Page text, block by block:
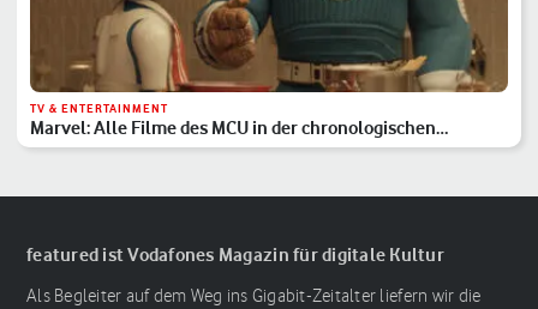
TV & ENTERTAINMENT
Marvel: Alle Filme des MCU in der chronologischen
Reihenfolge
featured ist Vodafones Magazin für digitale Kultur
Als Begleiter auf dem Weg ins Gigabit-Zeitalter liefern wir die